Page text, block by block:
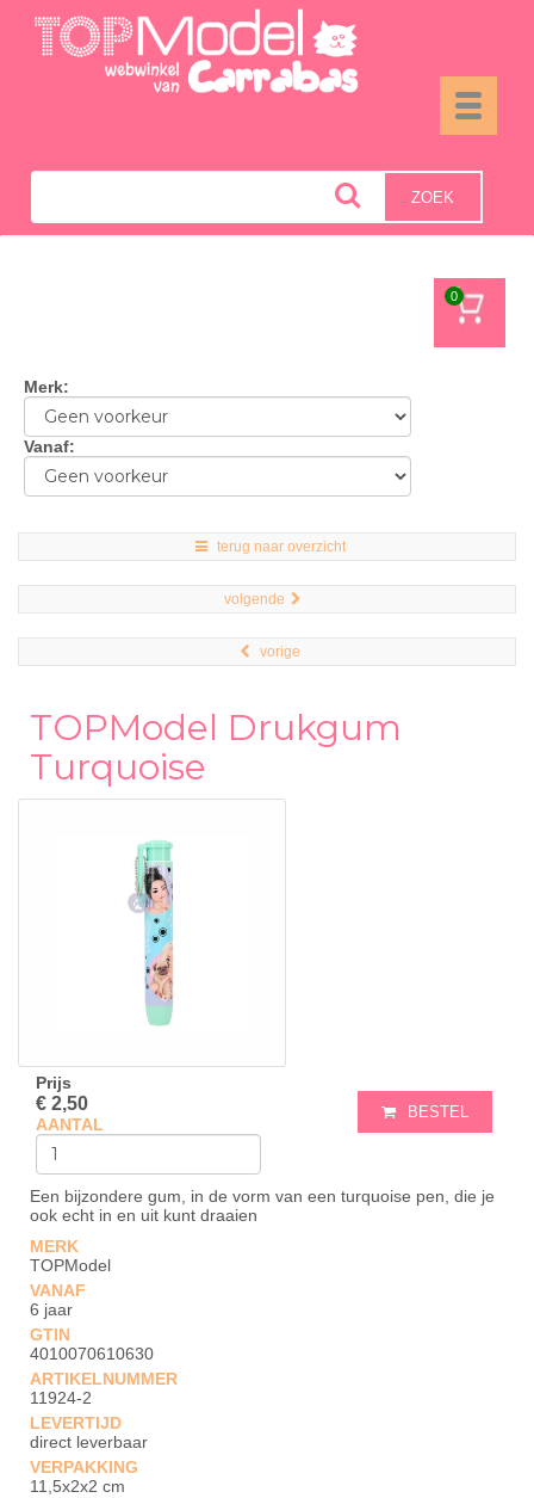
Toggle
ZOEK
0
Merk:
Vanaf:
terug naar overzicht
volgende
vorige
TOPModel Drukgum
Turquoise
Prijs
€ 2,50
AANTAL
BESTEL
Een bijzondere gum, in de vorm van een turquoise pen, die je
ook echt in en uit kunt draaien
MERK
TOPModel
VANAF
6 jaar
GTIN
4010070610630
ARTIKELNUMMER
11924-2
LEVERTIJD
direct leverbaar
VERPAKKING
11,5x2x2 cm